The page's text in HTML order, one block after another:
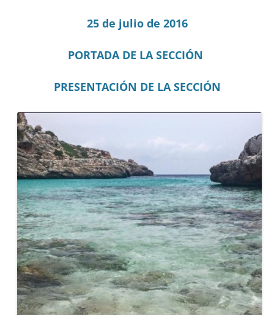
25 de julio de 2016
PORTADA DE LA SECCIÓN
PRESENTACIÓN DE LA SECCIÓN